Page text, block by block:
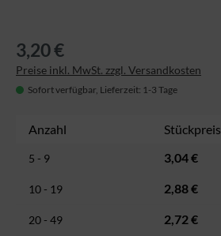
3,20 €
Preise inkl. MwSt. zzgl. Versandkosten
Sofort verfügbar, Lieferzeit: 1-3 Tage
Anzahl Stückpreis
5 - 9 3,04 €
10 - 19 2,88 €
20 - 49 2,72 €